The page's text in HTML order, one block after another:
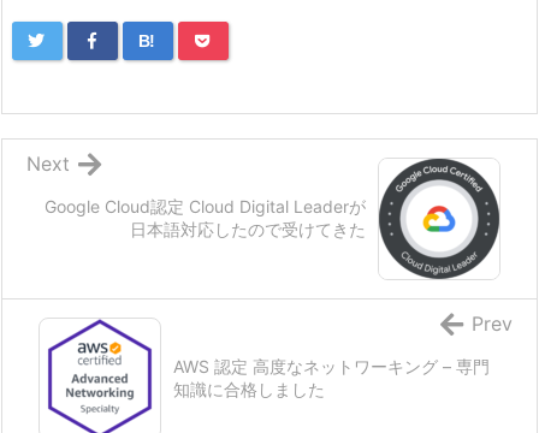
B!
Google Cloud認定 Cloud Digital Leaderが
日本語対応したので受けてきた
Next
AWS 認定 高度なネットワーキング – 専門
知識に合格しました
Prev